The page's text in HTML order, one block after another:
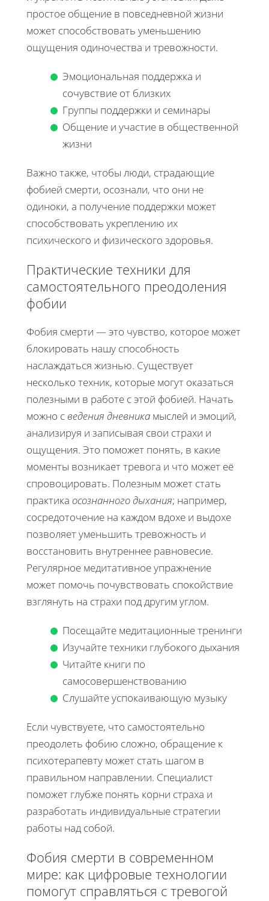
простое общение в повседневной жизни
может способствовать уменьшению
ощущения одиночества и тревожности.
Эмоциональная поддержка и
сочувствие от близких
Группы поддержки и семинары
Общение и участие в общественной
жизни
Важно также, чтобы люди, страдающие
фобией смерти, осознали, что они не
одиноки, а получение поддержки может
способствовать укреплению их
психического и физического здоровья.
Практические техники для
самостоятельного преодоления
фобии
Фобия смерти — это чувство, которое может
блокировать нашу способность
наслаждаться жизнью. Существует
несколько техник, которые могут оказаться
полезными в работе с этой фобией. Начать
можно с ведения дневника мыслей и эмоций,
анализируя и записывая свои страхи и
ощущения. Это поможет понять, в какие
моменты возникает тревога и что может её
спровоцировать. Полезным может стать
практика осознанного дыхания; например,
сосредоточение на каждом вдохе и выдохе
позволяет уменьшить тревожность и
восстановить внутреннее равновесие.
Регулярное медитативное упражнение
может помочь почувствовать спокойствие
взглянуть на страхи под другим углом.
Посещайте медитационные тренинги
Изучайте техники глубокого дыхания
Читайте книги по
самосовершенствованию
Слушайте успокаивающую музыку
Если чувствуете, что самостоятельно
преодолеть фобию сложно, обращение к
психотерапевту может стать шагом в
правильном направлении. Специалист
поможет глубже понять корни страха и
разработать индивидуальные стратегии
работы над собой.
Фобия смерти в современном
мире: как цифровые технологии
помогут справляться с тревогой